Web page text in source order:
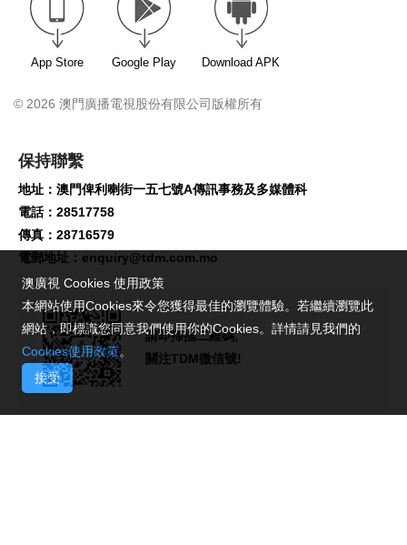
App Store Google Play Download APK
© 2026 澳門廣播電視股份有限公司版權所有
保持聯繫
地址：澳門俾利喇街一五七號A傳訊事務及多媒體科
電話：28517758
傳真：28716579
電郵地址： enquiry@tdm.com.mo
請即掃描二維碼,
關注TDM微信號!
澳廣視 Cookies 使用政策
本網站使用Cookies來令您獲得最佳的瀏覽體驗。若繼續瀏覽此
網站，即標識您同意我們使用你的Cookies。詳情請見我們的
Cookies使用政策。
接受